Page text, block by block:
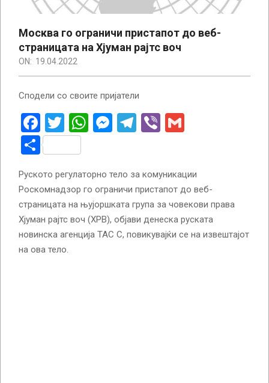
Москва го ограничи пристапот до веб-
страницата на Хјуман рајтс воч
ON: 19.04.2022
Сподели со своите пријатели
Facebook
Twitter
WhatsApp
Messenger
Telegram
Viber
Share
Руското регулаторно тело за комуникации
Роскомнадзор го ограничи пристапот до веб-
страницата на њујоршката група за човекови права
Хјуман рајтс воч (ХРВ), објави денеска руската
новинска агенција ТАС С, повикувајќи се на извештајот
на ова тело.